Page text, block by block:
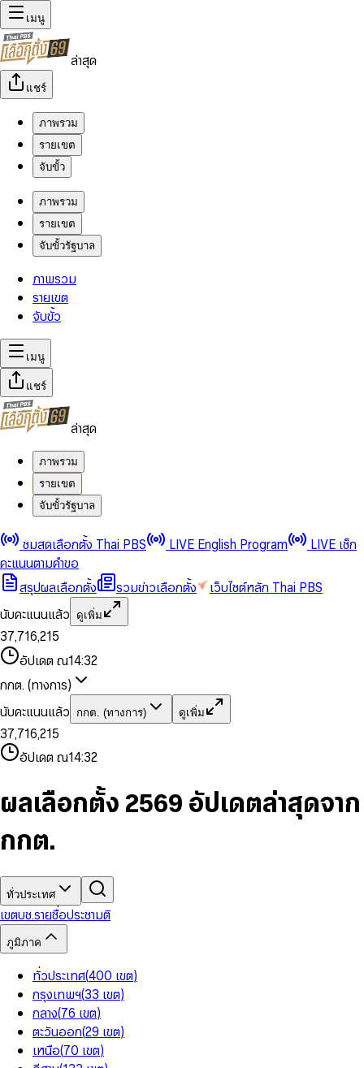
เมนู
ล่าสุด
แชร์
ภาพรวม
รายเขต
จับขั้ว
ภาพรวม
รายเขต
จับขั้วรัฐบาล
ภาพรวม
รายเขต
จับขั้ว
เมนู
แชร์
ล่าสุด
ภาพรวม
รายเขต
จับขั้วรัฐบาล
ชมสดเลือกตั้ง Thai PBS LIVE English Program
LIVE เช็ก
คะแนนตามคำขอ
สรุปผลเลือกตั้ง
รวมข่าวเลือกตั้ง
เว็บไซต์หลัก Thai PBS
นับคะแนนแล้ว
ดูเพิ่ม
0
1
2
3
4
5
6
8
9
0
1
2
3
4
5
6
7
8
9
,
0
1
2
4
6
7
8
9
0
1
2
3
4
5
6
7
8
9
0
1
3
5
6
7
8
9
,
1
2
4
5
7
8
9
0
1
3
4
6
7
8
9
0
2
3
4
5
7
8
อัปเดต ณ14:32
กกต. (ทางการ)
นับคะแนนแล้ว
กกต. (ทางการ) ดูเพิ่ม
0
1
2
3
4
5
7
8
0
1
2
4
5
6
7
8
9
,
0
1
2
4
6
7
8
9
0
1
2
3
5
6
8
9
0
1
3
5
6
7
8
,
1
2
4
6
7
9
0
1
3
5
6
8
9
0
2
3
4
5
7
9
อัปเดต ณ14:32
ผลเลือกตั้ง 2569 อัปเดตล่าสุดจาก
กกต.
ทั่วประเทศ
เขตบช.รายชื่อประชามติ
ภูมิภาค
ทั่วประเทศ(400 เขต)
กรุงเทพฯ(33 เขต)
กลาง(76 เขต)
ตะวันออก(29 เขต)
เหนือ(70 เขต)